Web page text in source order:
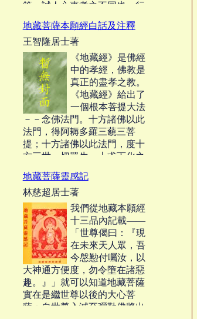
等。誠人心事孝之不同也。行
焉。良夫出世之孝。誠由世孝
之為根本、故論世間、出世間
一對也。理藉事顯、事為理之
先驅、而明事孝理孝一雙也。
依孝道而行持、然後普化於
人、故有自行、化他之二孝
也。‧‧‧
地藏菩薩本願經白話及注釋
王智隆居士著
《地藏經》是佛經
中的孝經，佛教是
真正的盡孝之教。
《地藏經》給出了
一個根本菩提大法
－－念佛法門。十方諸佛以此
法門，得阿耨多羅三藐三菩
提；十方諸佛以此法門，度十
方三世一切眾生。上求下化之
能事，於此法門畢矣。‧‧‧
地藏菩薩靈感記
林慈超居士著
我們從地藏本願經
十三品內記載——
「世尊偈曰：『現
在未來天人眾，吾
今慇懃付囑汝，以
大神通方便度，勿令墮在諸惡
趣。』」就可以知道地藏菩薩
實在是繼世尊以後的大心菩
薩；自世尊入滅至彌勒佛將出